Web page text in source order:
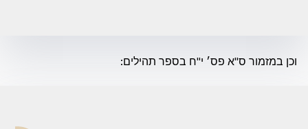
וכן במזמור ס"א פס׳ י"ח בספר תהילים: